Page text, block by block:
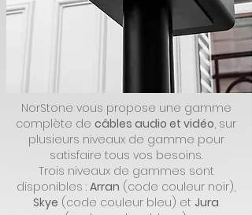
NorStone vous propose une gamme
complète de câbles audio et vidéo, sur
plusieurs niveaux de gamme pour
satisfaire tous vos besoins.
Trois niveaux de gammes sont
disponibles : Arran (code couleur noir),
Skye (code couleur bleu) et Jura